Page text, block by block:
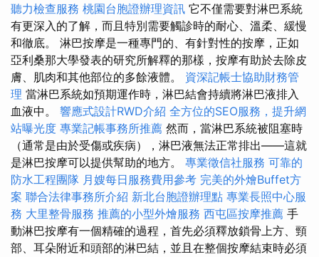
聽力檢查服務 桃園台胞證辦理資訊 它不僅需要對淋巴系統
有更深入的了解，而且特別需要觸診時的耐心、溫柔、緩慢
和徹底。 淋巴按摩是一種專門的、有針對性的按摩，正如
亞利桑那大學發表的研究所解釋的那樣，按摩有助於去除皮
膚、肌肉和其他部位的多餘液體。 資深記帳士協助財務管
理 當淋巴系統如預期運作時，淋巴結會持續將淋巴液排入
血液中。 響應式設計RWD介紹 全方位的SEO服務，提升網
站曝光度 專業記帳事務所推薦 然而，當淋巴系統被阻塞時
（通常是由於受傷或疾病），淋巴液無法正常排出——這就
是淋巴按摩可以提供幫助的地方。 專業徵信社服務 可靠的
防水工程團隊 月嫂每日服務費用參考 完美的外燴Buffet方
案 聯合法律事務所介紹 新北台胞證辦理點 專業長照中心服
務 大里整骨服務 推薦的小型外燴服務 西屯區按摩推薦 手
動淋巴按摩有一個精確的過程，首先必須釋放鎖骨上方、頸
部、耳朵附近和頭部的淋巴結，並且在整個按摩結束時必須